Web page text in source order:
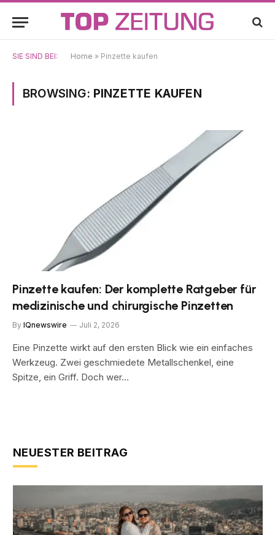
SIE SIND BEI: Home » Pinzette kaufen
BROWSING: PINZETTE KAUFEN
Pinzette kaufen: Der komplette Ratgeber für
medizinische und chirurgische Pinzetten
By IQnewswire Juli 2, 2026
Eine Pinzette wirkt auf den ersten Blick wie ein einfaches
Werkzeug. Zwei geschmiedete Metallschenkel, eine
Spitze, ein Griff. Doch wer…
NEUESTER BEITRAG